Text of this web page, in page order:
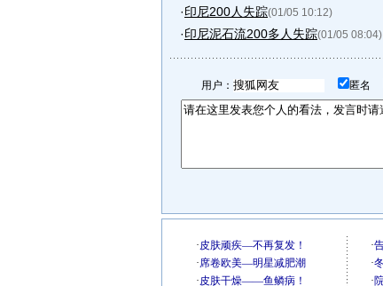
·印尼200人失踪(01/05 10:12)
·印尼泥石流200多人失踪(01/05 08:04)
用户： 匿名